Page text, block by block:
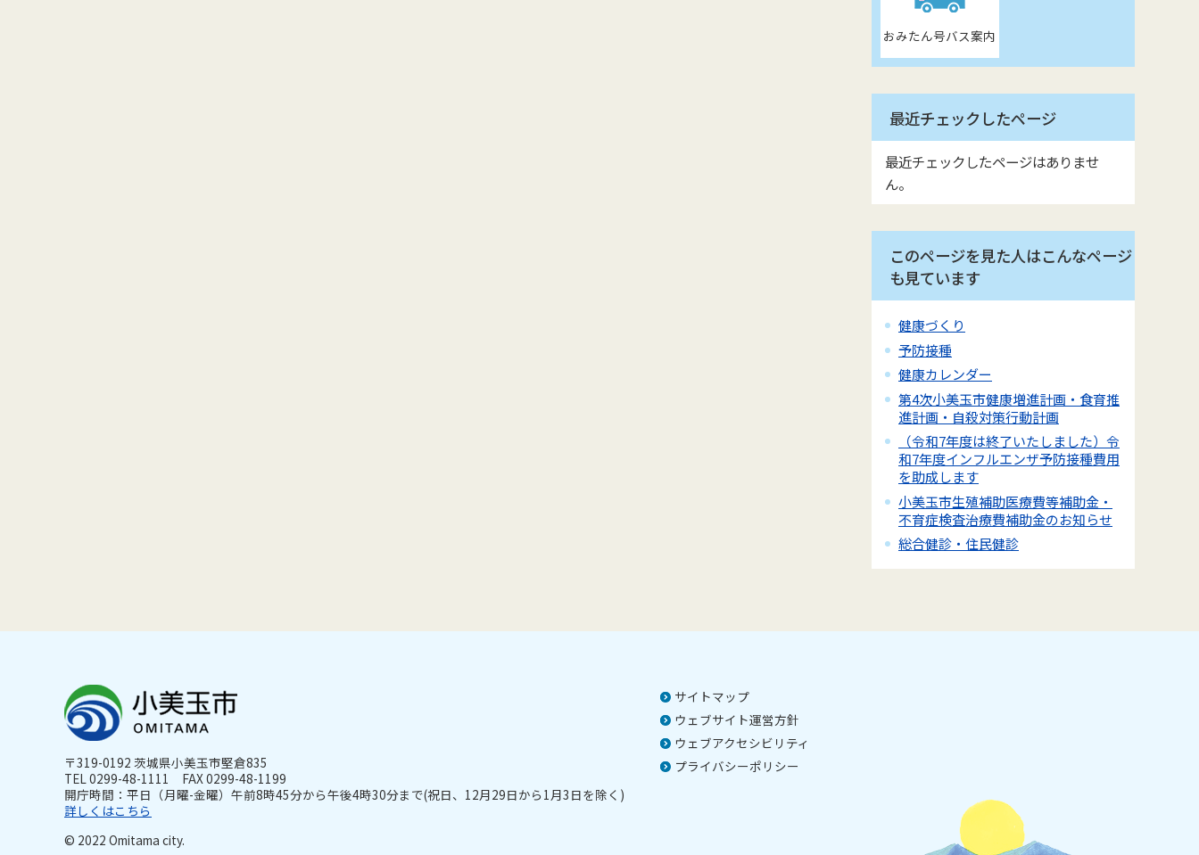
おみたん号バス案内
最近チェックしたページ
最近チェックしたページはありませ
ん。
このページを見た人はこんなページ
も見ています
健康づくり
予防接種
健康カレンダー
第4次小美玉市健康増進計画・食育推
進計画・自殺対策行動計画
（令和7年度は終了いたしました）令
和7年度インフルエンザ予防接種費用
を助成します
小美玉市生殖補助医療費等補助金・
不育症検査治療費補助金のお知らせ
総合健診・住民健診
サイトマップ
ウェブサイト運営方針
ウェブアクセシビリティ
プライバシーポリシー
〒319-0192 茨城県小美玉市堅倉835
TEL 0299-48-1111 FAX 0299-48-1199
開庁時間：平日（月曜-金曜）午前8時45分から午後4時30分まで(祝日、12月29日から1月3日を除く)
詳しくはこちら
© 2022 Omitama city.